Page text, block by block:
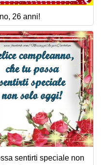
26 anni!
sentirti speciale non